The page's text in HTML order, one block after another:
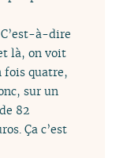
à-dire
là, on voit
fois quatre,
sur un
82
Ça c’est